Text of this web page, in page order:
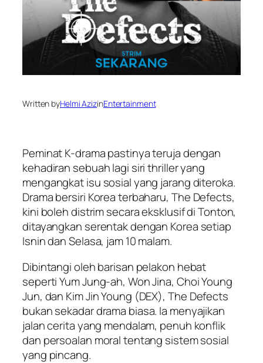
Written byHelmi AzizinEntertainment
Peminat K-drama pastinya teruja dengan
kehadiran sebuah lagi siri thriller yang
mengangkat isu sosial yang jarang diteroka.
Drama bersiri Korea terbaharu, The Defects,
kini boleh distrim secara eksklusif di Tonton,
ditayangkan serentak dengan Korea setiap
Isnin dan Selasa, jam 10 malam.
Dibintangi oleh barisan pelakon hebat
seperti Yum Jung-ah, Won Jina, Choi Young
Jun, dan Kim Jin Young (DEX), The Defects
bukan sekadar drama biasa. Ia menyajikan
jalan cerita yang mendalam, penuh konflik
dan persoalan moral tentang sistem sosial
yang pincang.